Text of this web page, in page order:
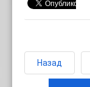
Назад